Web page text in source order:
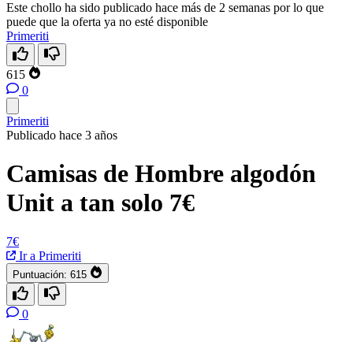
Este chollo ha sido publicado hace más de 2 semanas por lo que
puede que la oferta ya no esté disponible
Primeriti
615
0
Primeriti
Publicado hace 3 años
Camisas de Hombre algodón
Unit a tan solo 7€
7€
Ir a Primeriti
Puntuación: 615
0